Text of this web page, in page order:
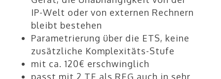
IP-Welt oder von externen Rechnern
bleibt bestehen
Parametrierung über die ETS, keine
zusätzliche Komplexitäts-Stufe
mit ca. 120€ erschwinglich
passt mit 2 TE als REG auch in sehr